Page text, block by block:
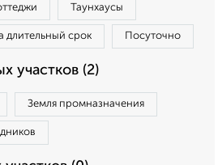
Таунхаусы
длительный срок Посуточно
участков (2)
Земля промназначения